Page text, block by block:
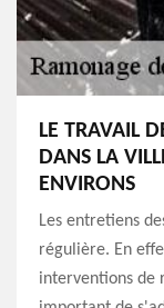
LE TRAVAIL
DANS LA
ENVIRONS
Les entretiens
régulière. En
interventions de